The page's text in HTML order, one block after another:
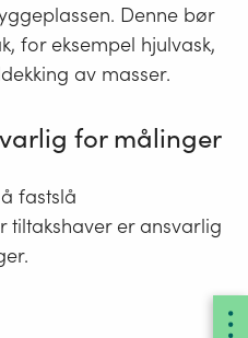
Denne bør
for eksempel hjulvask,
av masser.
for målinger
fastslå
tiltakshaver er ansvarlig